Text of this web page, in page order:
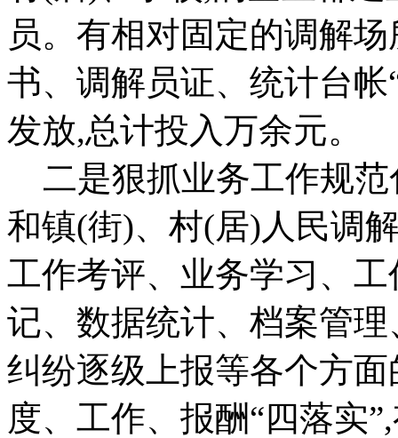
员。有相对固定的调解
书、调解员证、统计台
发放,总计投入万余元。
二是狠抓业务工作规范
和镇(街)、村(居)人民调
工作考评、业务学习、
记、数据统计、档案管
纠纷逐级上报等各个方面
度、工作、报酬“四落实